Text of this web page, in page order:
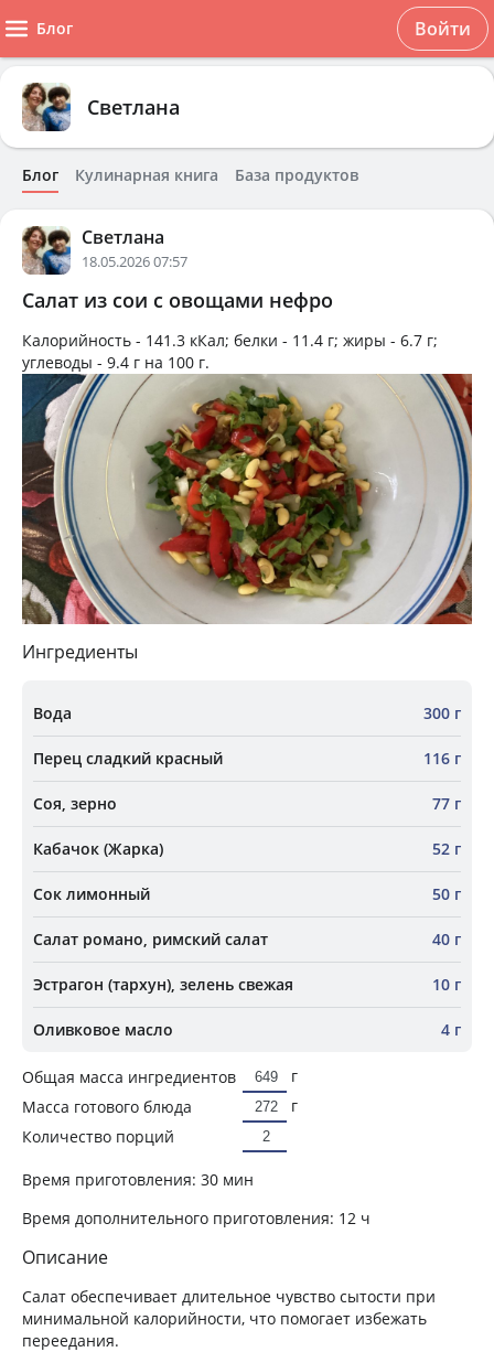
Блог Войти
Светлана
Блог Кулинарная книга База продуктов
Светлана
18.05.2026 07:57
Салат из сои с овощами нефро
Калорийность - 141.3 кКал; белки - 11.4 г; жиры - 6.7 г;
углеводы - 9.4 г на 100 г.
Ингредиенты
Вода 300 г
Перец сладкий красный 116 г
Соя, зерно 77 г
Кабачок (Жарка) 52 г
Сок лимонный 50 г
Салат романо, римский салат 40 г
Эстрагон (тархун), зелень свежая 10 г
Оливковое масло 4 г
Общая масса ингредиентов
г
Масса готового блюда
г
Количество порций
Время приготовления: 30 мин
Время дополнительного приготовления: 12 ч
Описание
Салат обеспечивает длительное чувство сытости при
минимальной калорийности, что помогает избежать
переедания.